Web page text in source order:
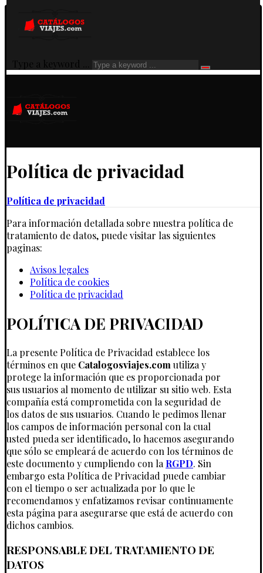
Type a keyword ...
Política de privacidad
Política de privacidad
Para información detallada sobre nuestra política de
tratamiento de datos, puede visitar las siguientes
paginas:
Avisos legales
Política de cookies
Política de privacidad
POLÍTICA DE PRIVACIDAD
La presente Política de Privacidad establece los
términos en que Catalogosviajes.comutiliza y
protege la información que es proporcionada por
sus usuarios al momento de utilizar su sitio web. Esta
compañía está comprometida con la seguridad de
los datos de sus usuarios. Cuando le pedimos llenar
los campos de información personal con la cual
usted pueda ser identificado, lo hacemos asegurando
que sólo se empleará de acuerdo con los términos de
este documento y cumpliendo con laRGPD. Sin
embargo esta Política de Privacidad puede cambiar
con el tiempo o ser actualizada por lo que le
recomendamos y enfatizamos revisar continuamente
esta página para asegurarse que está de acuerdo con
dichos cambios.
RESPONSABLE DEL TRATAMIENTO DE
DATOS